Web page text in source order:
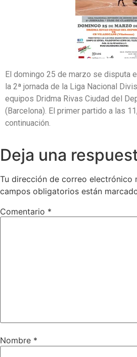
El domingo 25 de marzo se disputa
la 2ª jornada de la Liga Nacional
equipos Dridma Rivas Ciudad del
(Barcelona). El primer partido a las
continuación.
Deja una
Tu dirección de correo electrónico
campos obligatorios están
Comentario *
Nombre *